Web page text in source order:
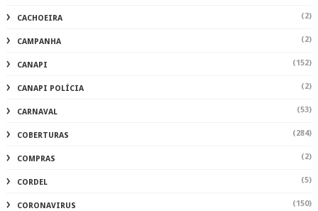
CACHOEIRA (2)
CAMPANHA (2)
CANAPI (152)
CANAPI POLÍCIA (2)
CARNAVAL (53)
COBERTURAS (284)
COMPRAS (2)
CORDEL (5)
CORONAVIRUS (150)